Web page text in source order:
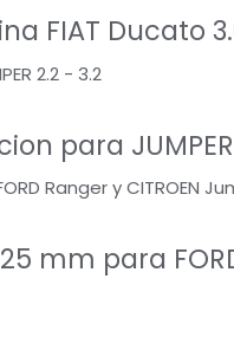
FIAT Ducato
para
mm para